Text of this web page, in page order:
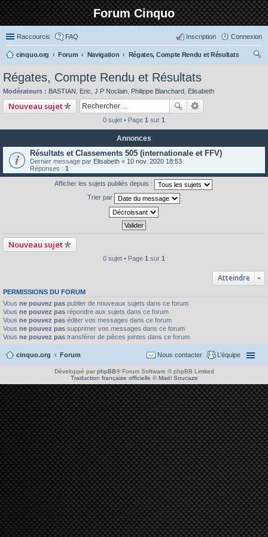
Forum Cinquo
Raccourcis FAQ Connexion
Inscription
cinquo.org Forum Navigation
Régates, Compte Rendu et Résultats
Régates, Compte Rendu et Résultats
Modérateurs : BASTIAN Eric J P Noclain Philippe Blanchard Elisabeth
Nouveau sujet
0 sujet • Page 1 sur 1
Annonces
Résultats et Classements 505 (internationale et FFV)
Dernier message par Elisabeth « 10 nov. 2020 18:53
Réponses : 1
Afficher les sujets publiés depuis :
Trier par
Nouveau sujet
0 sujet • Page 1 sur 1
Atteindre
PERMISSIONS DU FORUM
Vous ne pouvez pas publier de nouveaux sujets dans ce forum
Vous ne pouvez pas répondre aux sujets dans ce forum
Vous ne pouvez pas éditer vos messages dans ce forum
Vous ne pouvez pas supprimer vos messages dans ce forum
Vous ne pouvez pas transférer de pièces jointes dans ce forum
cinquo.org Forum L’équipe
Nous contacter
Développé par phpBB® Forum Software © phpBB Limited
Traduction française officielle ©Maël Soucaze